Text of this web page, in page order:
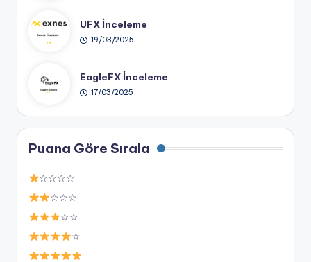
UFX İnceleme
19/03/2025
EagleFX İnceleme
17/03/2025
Puana Göre Sırala
☆☆☆☆
☆☆☆
☆☆
☆